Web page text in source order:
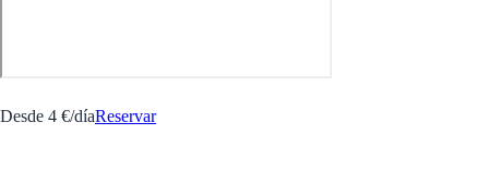
Desde 4 €/díaReservar